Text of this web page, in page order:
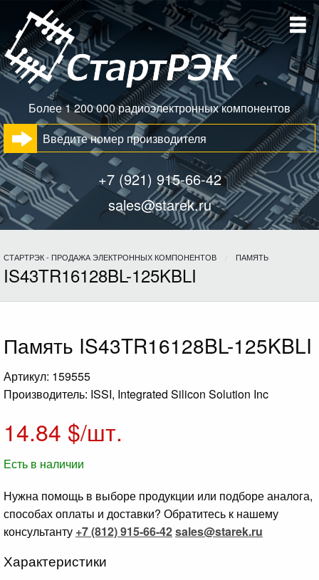
Более 1 200 000 радиоэлектронных компонентов
+7 (921) 915-66-42
sales@starek.ru
СТАРТРЭК - ПРОДАЖА ЭЛЕКТРОННЫХ КОМПОНЕНТОВ ПАМЯТЬ
IS43TR16128BL-125KBLI
Память IS43TR16128BL-125KBLI
Артикул: 159555
Производитель: ISSI, Integrated Silicon Solution Inc
14.84 $/шт.
Есть в наличии
Нужна помощь в выборе продукции или подборе аналога,
способах оплаты и доставки? Обратитесь к нашему
консультанту +7 (812) 915-66-42sales@starek.ru
Характеристики